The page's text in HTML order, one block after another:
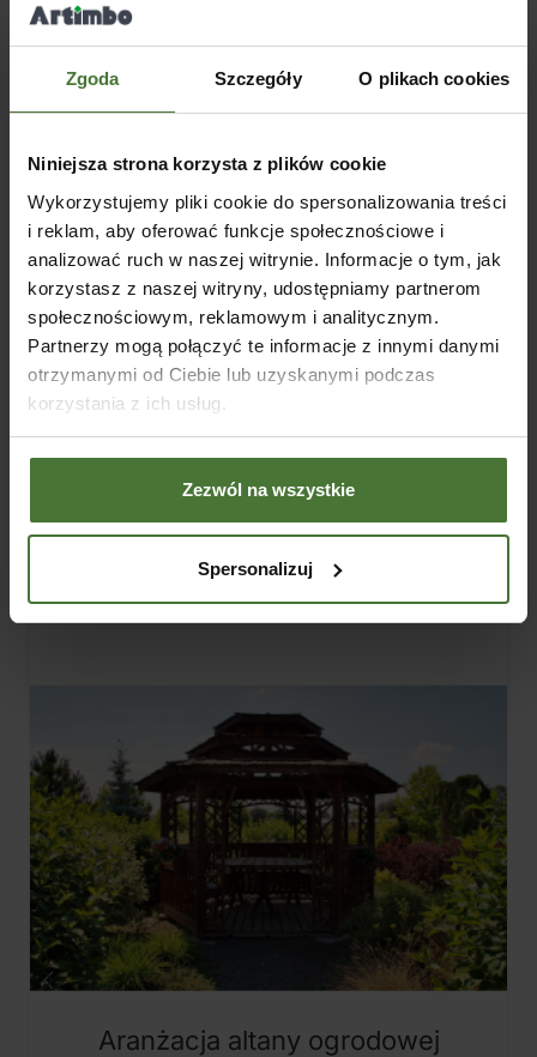
Zgoda Szczegóły O plikach cookies
Niniejsza strona korzysta z plików cookie
Wykorzystujemy pliki cookie do spersonalizowania treści
i reklam, aby oferować funkcje społecznościowe i
analizować ruch w naszej witrynie. Informacje o tym, jak
korzystasz z naszej witryny, udostępniamy partnerom
społecznościowym, reklamowym i analitycznym.
Partnerzy mogą połączyć te informacje z innymi danymi
otrzymanymi od Ciebie lub uzyskanymi podczas
korzystania z ich usług.
Zezwól na wszystkie
Spersonalizuj
Altana drewniana Andy
370x370cm
SKU:80302
Od3680,00zł
WYBIERZ OPCJE
BSH 400x300cm
SKU:80308MP
Od14460,00zł
WYBIERZ OPCJE
Blog
Aranżacja altany ogrodowej